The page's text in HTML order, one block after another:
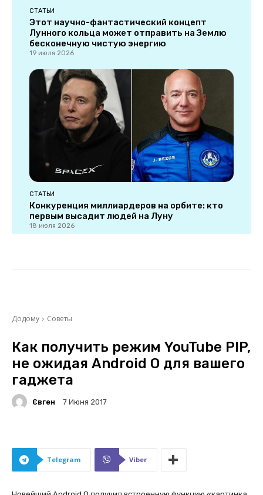
СТАТЬИ
Этот научно-фантастический концепт
Лунного кольца может отправить на Землю
бесконечную чистую энергию
19 июля 2026
СТАТЬИ
Конкуренция миллиардеров на орбите: кто
первым высадит людей на Луну
18 июля 2026